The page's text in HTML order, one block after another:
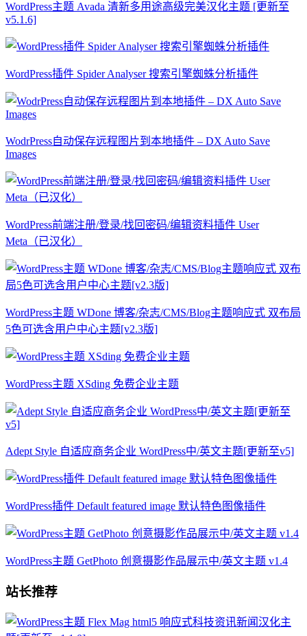
WordPress主题 Avada 清新多用途高级完美汉化主题 [更新至
v5.1.6]
WordPress插件 Spider Analyser 搜索引擎蜘蛛分析插件
WodrPress自动保存远程图片到本地插件 – DX Auto Save
Images
WordPress前端注册/登录/找回密码/编辑资料插件 User
Meta（已汉化）
WordPress主题 WDone 博客/杂志/CMS/Blog主题响应式 双布局
5色可选含用户中心主题[v2.3版]
WordPress主题 XSding 免费企业主题
Adept Style 自适应商务企业 WordPress中/英文主题[更新至v5]
WordPress插件 Default featured image 默认特色图像插件
WordPress主题 GetPhoto 创意摄影作品展示中/英文主题 v1.4
站长推荐